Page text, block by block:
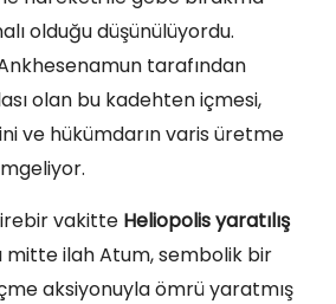
olduğu düşünülüyordu.
Ankhesenamun tarafından
olan bu kadehten içmesi,
ve hükümdarın varis üretme
vakitte Heliopolis yaratılış
mitte ilah Atum, sembolik bir
aksiyonuyla ömrü yaratmış